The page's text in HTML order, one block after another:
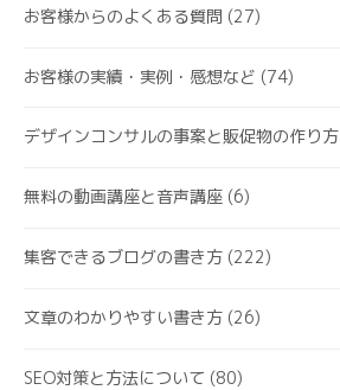
お客様からのよくある質問 (27)
お客様の実績・実例・感想など (74)
デザインコンサルの事案と販促物の作り方
無料の動画講座と音声講座 (6)
集客できるブログの書き方 (222)
文章のわかりやすい書き方 (26)
SEO対策と方法について (80)